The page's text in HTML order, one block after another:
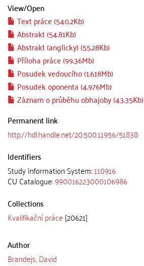
View/Open
Text práce (540.2Kb)
Abstrakt (54.81Kb)
Abstrakt (anglicky) (55.28Kb)
Příloha práce (99.36Mb)
Posudek vedoucího (1.618Mb)
Posudek oponenta (4.976Mb)
Záznam o průběhu obhajoby (43.35Kb)
Permanent link
http://hdl.handle.net/20.500.11956/51838
Identifiers
Study Information System:110916
CU Catalogue:990016223000106986
Collections
Kvalifikační práce [20621]
Author
Brandejs, David